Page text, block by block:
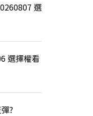
選
選擇權看
?